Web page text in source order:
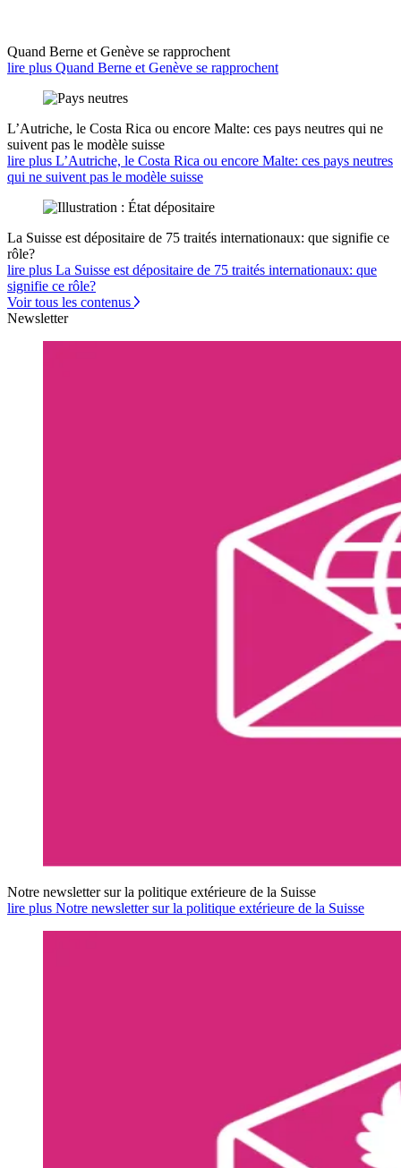
Quand Berne et Genève se rapprochent
lire plus Quand Berne et Genève se rapprochent
L’Autriche, le Costa Rica ou encore Malte: ces pays neutres qui ne
suivent pas le modèle suisse
lire plus L’Autriche, le Costa Rica ou encore Malte: ces pays neutres
qui ne suivent pas le modèle suisse
La Suisse est dépositaire de 75 traités internationaux: que signifie ce
rôle?
lire plus La Suisse est dépositaire de 75 traités internationaux: que
signifie ce rôle?
Voir tous les contenus
Newsletter
Notre newsletter sur la politique extérieure de la Suisse
lire plus Notre newsletter sur la politique extérieure de la Suisse